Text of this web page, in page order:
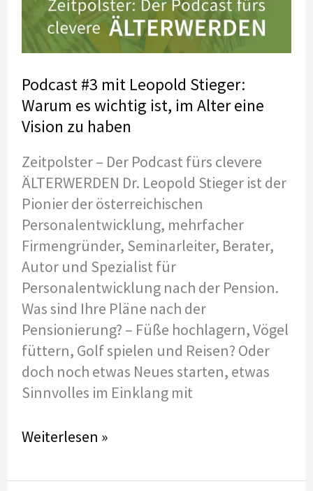
Podcast #3 mit Leopold Stieger:
Warum es wichtig ist, im Alter eine
Vision zu haben
Zeitpolster – Der Podcast fürs clevere
ÄLTERWERDEN Dr. Leopold Stieger ist der
Pionier der österreichischen
Personalentwicklung, mehrfacher
Firmengründer, Seminarleiter, Berater,
Autor und Spezialist für
Personalentwicklung nach der Pension.
Was sind Ihre Pläne nach der
Pensionierung? – Füße hochlagern, Vögel
füttern, Golf spielen und Reisen? Oder
doch noch etwas Neues starten, etwas
Sinnvolles im Einklang mit
Podcast
mit
Weiterlesen »